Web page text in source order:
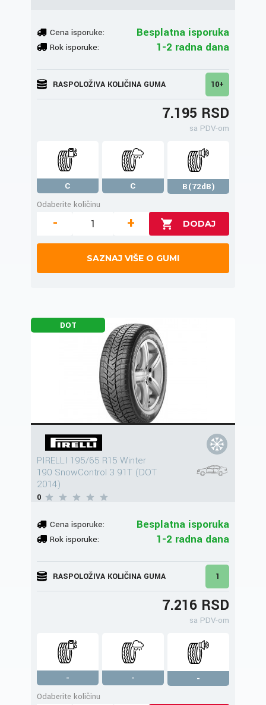
Cena isporuke: Besplatna isporuka
Rok isporuke: 1-2 radna dana
RASPOLOŽIVA KOLIČINA GUMA 10+
7.195 RSD
sa PDV-om
C C
B(72dB)
Odaberite količinu
- +
SAZNAJ VIŠE O GUMI
DOT
PIRELLI 195/65 R15 Winter
190 SnowControl 3 91T (DOT
2014)
0
Cena isporuke: Besplatna isporuka
Rok isporuke: 1-2 radna dana
RASPOLOŽIVA KOLIČINA GUMA 1
7.216 RSD
sa PDV-om
- -
-
Odaberite količinu